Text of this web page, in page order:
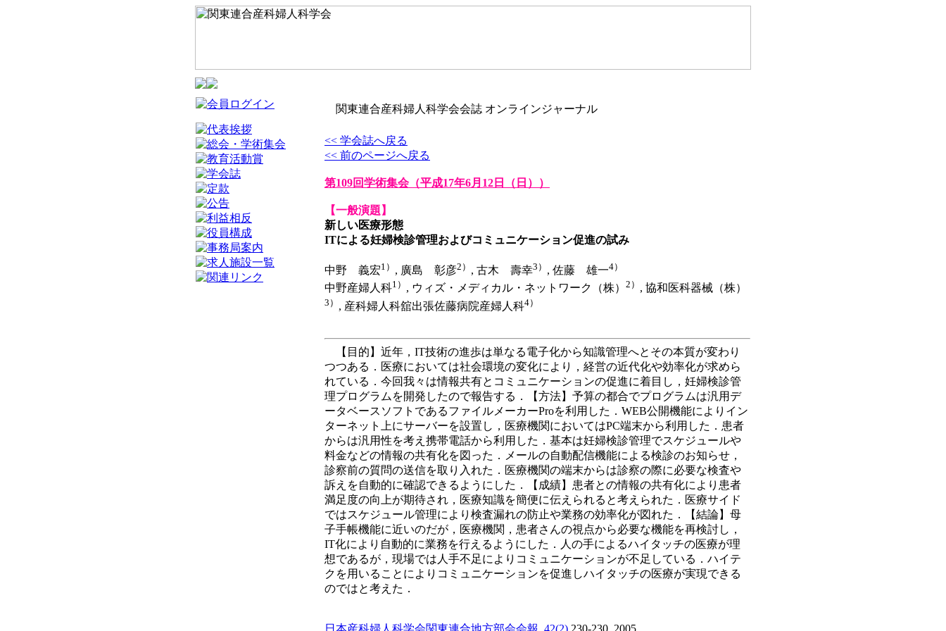
関東連合産科婦人科学会会誌 オンラインジャーナル
<< 学会誌へ戻る
<< 前のページへ戻る
第109回学術集会（平成17年6月12日（日））
【一般演題】
新しい医療形態
ITによる妊婦検診管理およびコミュニケーション促進の試み
中野 義宏1） , 廣島 彰彦2） , 古木 壽幸3） , 佐藤 雄一4）
中野産婦人科1） , ウィズ・メディカル・ネットワーク（株） 2） , 協和医科器械（株）
3） , 産科婦人科舘出張佐藤病院産婦人科4）
【目的】近年，IT技術の進歩は単なる電子化から知識管理へとその本質が変わり
つつある．医療においては社会環境の変化により，経営の近代化や効率化が求めら
れている．今回我々は情報共有とコミュニケーションの促進に着目し，妊婦検診管
理プログラムを開発したので報告する．【方法】予算の都合でプログラムは汎用デ
ータベースソフトであるファイルメーカーProを利用した．WEB公開機能によりイン
ターネット上にサーバーを設置し，医療機関においてはPC端末から利用した．患者
からは汎用性を考え携帯電話から利用した．基本は妊婦検診管理でスケジュールや
料金などの情報の共有化を図った．メールの自動配信機能による検診のお知らせ，
診察前の質問の送信を取り入れた．医療機関の端末からは診察の際に必要な検査や
訴えを自動的に確認できるようにした．【成績】患者との情報の共有化により患者
満足度の向上が期待され，医療知識を簡便に伝えられると考えられた．医療サイド
ではスケジュール管理により検査漏れの防止や業務の効率化が図れた．【結論】母
子手帳機能に近いのだが，医療機関，患者さんの視点から必要な機能を再検討し，
IT化により自動的に業務を行えるようにした．人の手によるハイタッチの医療が理
想であるが，現場では人手不足によりコミュニケーションが不足している．ハイテ
クを用いることによりコミュニケーションを促進しハイタッチの医療が実現できる
のではと考えた．
日本産科婦人科学会関東連合地方部会会報, 42(2) 230-230, 2005